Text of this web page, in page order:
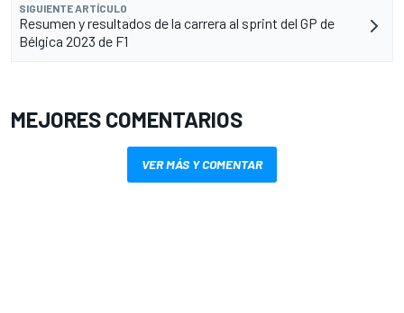
SIGUIENTE ARTÍCULO
Resumen y resultados de la carrera al sprint del GP de
Bélgica 2023 de F1
MEJORES COMENTARIOS
VER MÁS Y COMENTAR